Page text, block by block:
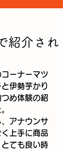
紹介され
ーナーマツ
伊勢芋かり
め体験の紹
アナウンサ
上手に商品
ても良い時